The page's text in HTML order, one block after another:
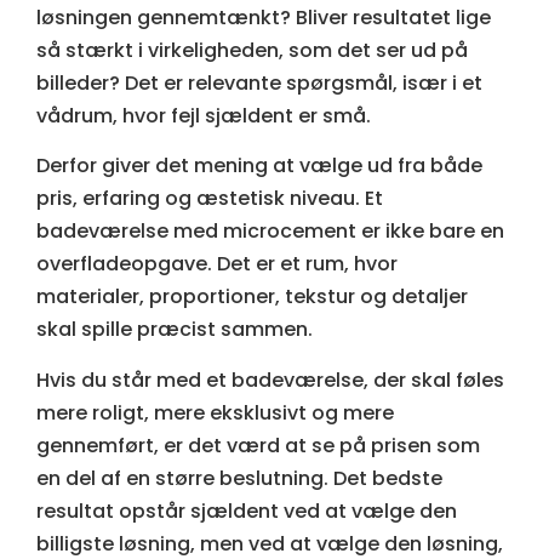
løsningen gennemtænkt? Bliver resultatet lige
så stærkt i virkeligheden, som det ser ud på
billeder? Det er relevante spørgsmål, især i et
vådrum, hvor fejl sjældent er små.
Derfor giver det mening at vælge ud fra både
pris, erfaring og æstetisk niveau. Et
badeværelse med microcement er ikke bare en
overfladeopgave. Det er et rum, hvor
materialer, proportioner, tekstur og detaljer
skal spille præcist sammen.
Hvis du står med et badeværelse, der skal føles
mere roligt, mere eksklusivt og mere
gennemført, er det værd at se på prisen som
en del af en større beslutning. Det bedste
resultat opstår sjældent ved at vælge den
billigste løsning, men ved at vælge den løsning,